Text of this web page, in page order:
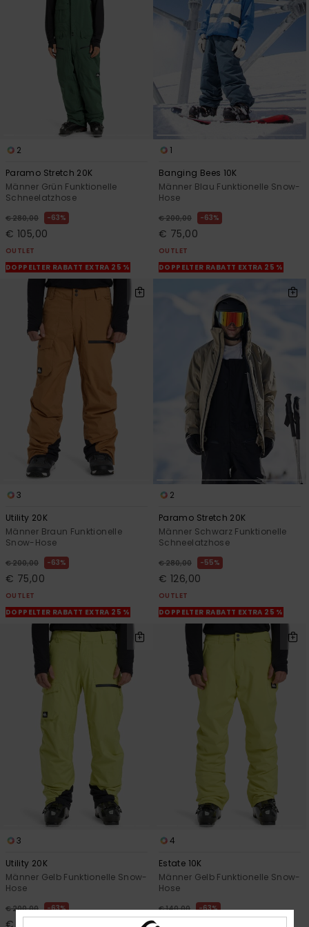
Kontaktformular.
2
Paramo Stretch 20K
Männer Grün Funktionelle
Schneelatzhose
€ 280,00 63%
€ 105,00
OUTLET
DOPPELTER RABATT EXTRA 25 %
1
Banging Bees 10K
Männer Blau Funktionelle Snow-
Hose
€ 200,00 63%
€ 75,00
OUTLET
DOPPELTER RABATT EXTRA 25 %
3
Utility 20K
Männer Braun Funktionelle
Snow-Hose
€ 200,00 63%
€ 75,00
OUTLET
DOPPELTER RABATT EXTRA 25 %
2
Paramo Stretch 20K
Männer Schwarz Funktionelle
Schneelatzhose
€ 280,00 55%
€ 126,00
OUTLET
DOPPELTER RABATT EXTRA 25 %
3
Utility 20K
Männer Gelb Funktionelle Snow-
Hose
€ 200,00 63%
€ 75,00
4
Estate 10K
Männer Gelb Funktionelle Snow-
Hose
€ 140,00 63%
€ 52,50